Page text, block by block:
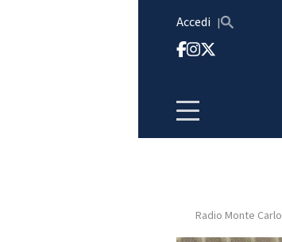
Accedi
HOMERadio Monte Carlo